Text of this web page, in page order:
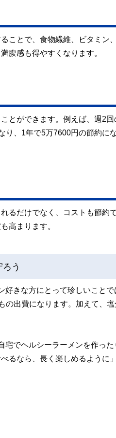
ことで、食物繊維、ビタミン
腹感も得やすくなります。
とができます。例えば、週2
り、1年で5万7600円の節約に
るだけでなく、コストも節約
高まります。
う
きな方にとって珍しいこと
の出費になります。加えて、
でヘルシーラーメンを作っ
るなら、長く楽しめるように